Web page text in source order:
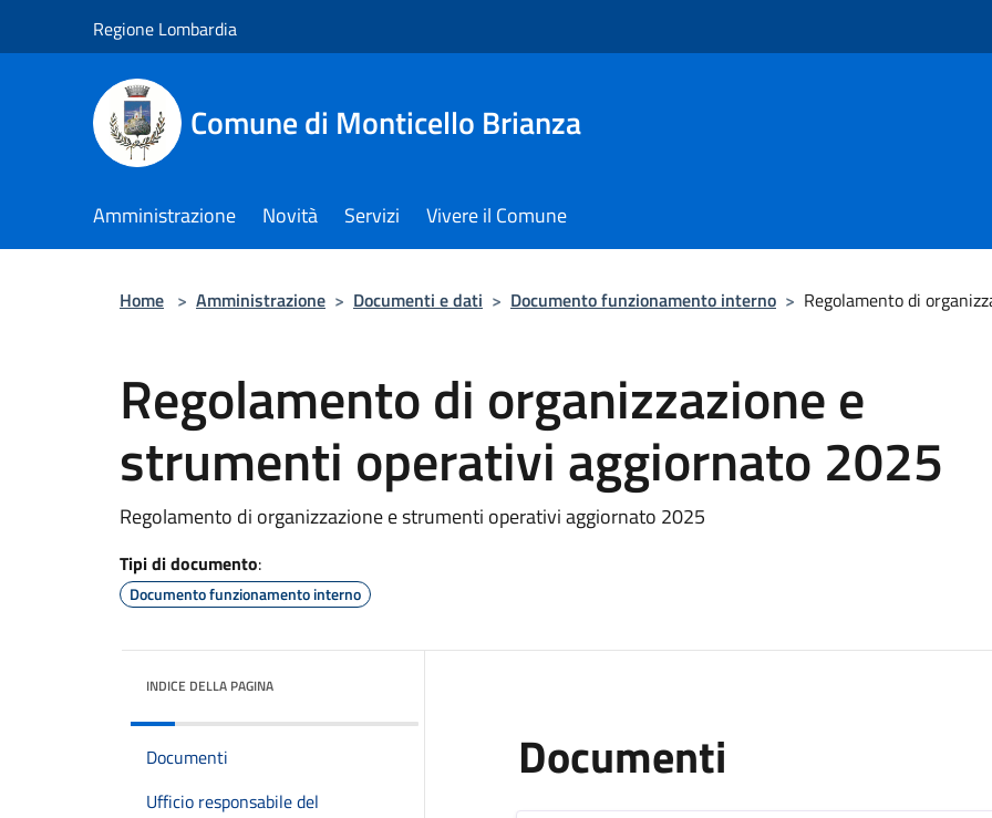
Regione Lombardia
Comune di Monticello Brianza
Amministrazione Novità Servizi Vivere il Comune
Home > Amministrazione > Documenti e dati > Documento funzionamento interno > Regolamento di
Regolamento di organizzazione e
strumenti operativi aggiornato 2025
Regolamento di organizzazione e strumenti operativi aggiornato 2025
Tipi di documento:
Documento funzionamento interno
INDICE DELLA PAGINA
Documenti
Ufficio responsabile del
Documenti